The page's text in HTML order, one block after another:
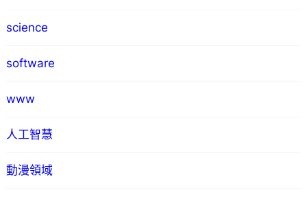
science
software
www
人工智慧
動漫領域